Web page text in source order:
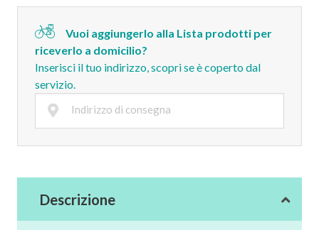
Vuoi aggiungerlo alla Lista prodotti per
riceverlo a domicilio?
Inserisci il tuo indirizzo, scopri se è coperto dal
servizio.
Descrizione